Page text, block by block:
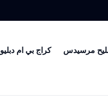
مرسيدس
كراج بي ام دبليو